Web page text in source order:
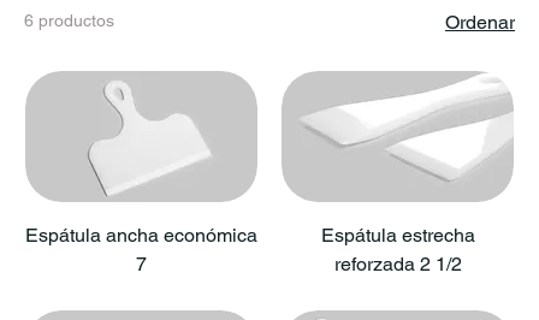
6 productos Ordenar
Espátula ancha económica
7
Espátula estrecha
reforzada 2 1/2